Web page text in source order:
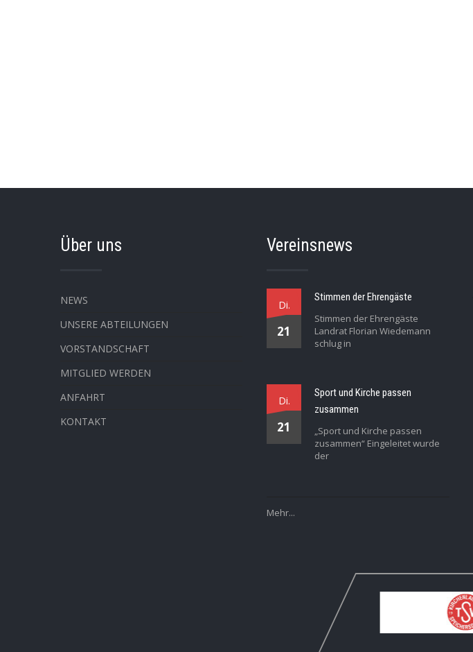
Über uns
NEWS
UNSERE ABTEILUNGEN
VORSTANDSCHAFT
MITGLIED WERDEN
ANFAHRT
KONTAKT
Vereinsnews
Di.
21
Stimmen der Ehrengäste
Stimmen der Ehrengäste
Landrat Florian Wiedemann
schlug in
Di.
21
Sport und Kirche passen
zusammen
„Sport und Kirche passen
zusammen“ Eingeleitet wurde
der
Mehr...